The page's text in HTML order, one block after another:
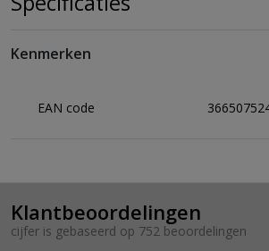
Kenmerken
EAN code
Klantbeoordelingen
cijfer is gebaseerd op 752 beoordelingen